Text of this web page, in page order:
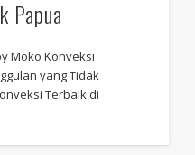
Papua
Moko Konveksi
yang Tidak
Terbaik di